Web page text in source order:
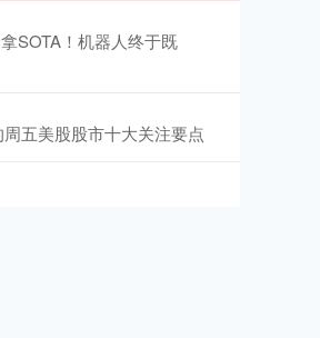
SOTA！机器人终于既
五美股股市十大关注要点